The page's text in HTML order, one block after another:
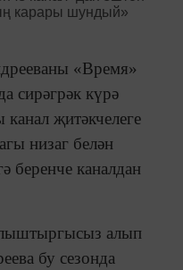
«Время»
сирәгрәк күрә
җитәкчелеге
низаг белән
беренче каналдан
алып
бу сезонда